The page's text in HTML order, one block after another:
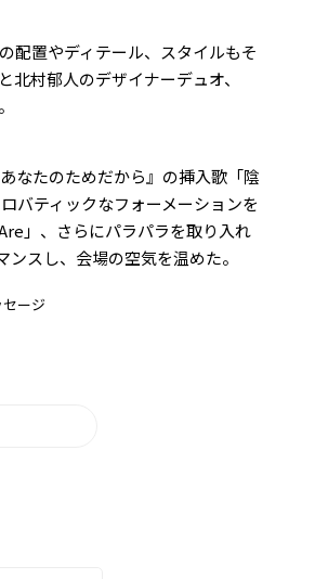
配置やディテール、スタイルもそ
村郁人のデザイナーデュオ、
なたのためだから』の挿入歌「陰
バティックなフォーメーションを
」、さらにパラパラを取り入れ
スし、会場の空気を温めた。
ージ